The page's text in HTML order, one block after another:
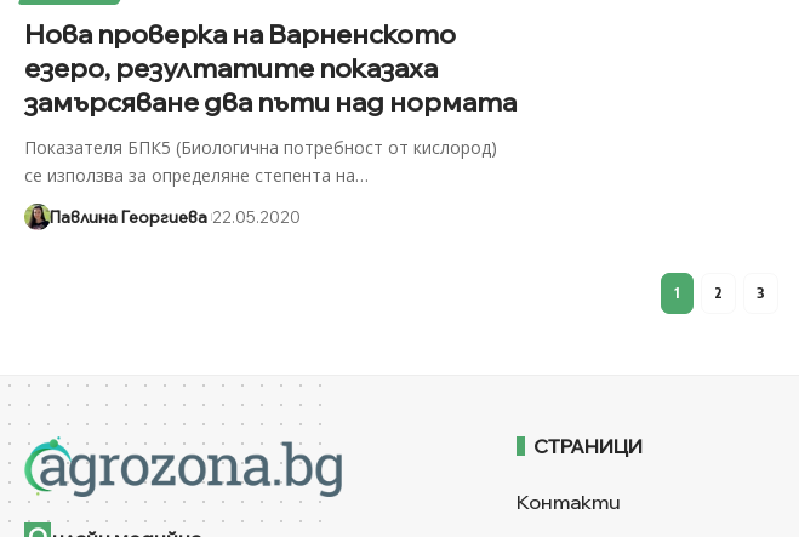
Нова проверка на Варненското
езеро, резултатите показаха
замърсяване два пъти над нормата
Показателя БПК5 (Биологична потребност от кислород)
се използва за определяне степента на…
Павлина Георгиева 22.05.2020
1 2 3
СТРАНИЦИ
Контакти